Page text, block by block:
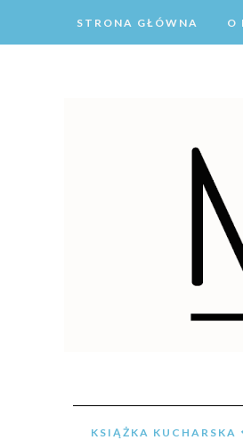
STRONA GŁÓWNA O
KSIĄŻKA KUCHARSKA